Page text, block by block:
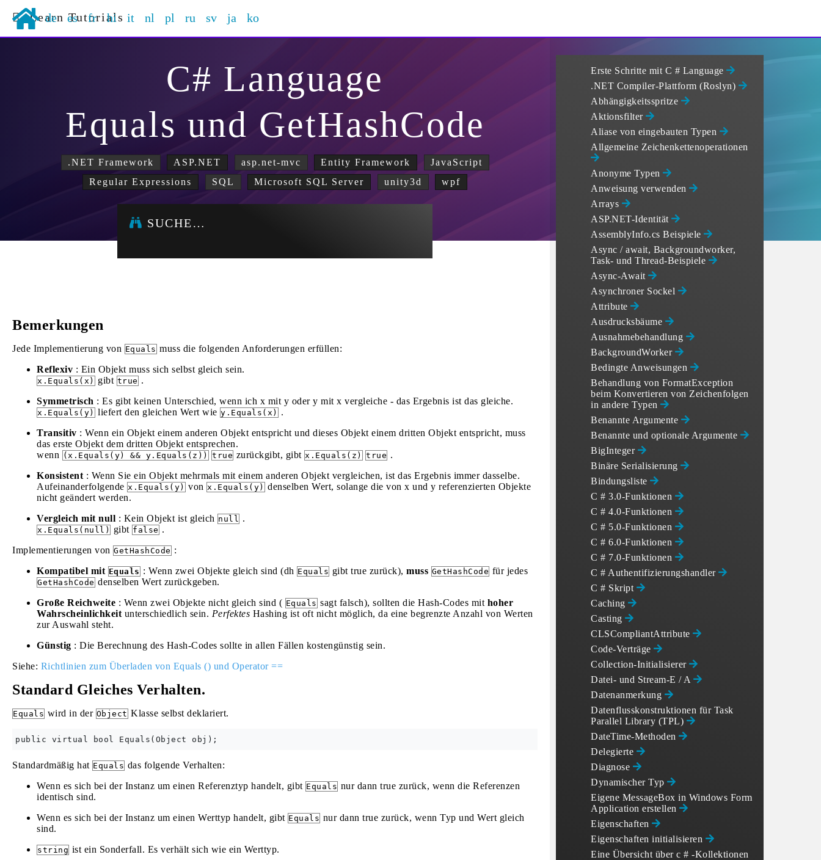
Learn Tutorials
de es fr hi it nl pl ru sv ja ko
C# Language
Equals und GetHashCode
.NET Framework ASP.NET asp.net-mvc Entity Framework
JavaScript
Regular Expressions
SQL Microsoft SQL Server unity3d wpf
SUCHE…
Bemerkungen
Jede Implementierung von Equals muss die folgenden Anforderungen erfüllen:
Reflexiv : Ein Objekt muss sich selbst gleich sein.
x.Equals(x) gibt true .
Symmetrisch : Es gibt keinen Unterschied, wenn ich x mit y oder y mit x vergleiche - das Ergebnis ist das gleiche.
x.Equals(y) liefert den gleichen Wert wie y.Equals(x)
.
Transitiv : Wenn ein Objekt einem anderen Objekt entspricht und dieses Objekt einem dritten Objekt entspricht, muss
das erste Objekt dem dritten Objekt entsprechen.
wenn (x.Equals(y) && y.Equals(z)) true zurückgibt, gibt x.Equals(z) true .
Konsistent : Wenn Sie ein Objekt mehrmals mit einem anderen Objekt vergleichen, ist das Ergebnis immer dasselbe.
Aufeinanderfolgende x.Equals(y) von x.Equals(y) denselben Wert, solange die von x und y referenzierten Objekte
nicht geändert werden.
Vergleich mit null : Kein Objekt ist gleich null .
x.Equals(null) gibt false .
Implementierungen von GetHashCode :
Kompatibel mit Equals : Wenn zwei Objekte gleich sind (dh Equals gibt true zurück), muss GetHashCode für jedes
GetHashCode denselben Wert zurückgeben.
Große Reichweite : Wenn zwei Objekte nicht gleich sind ( Equals sagt falsch), sollten die Hash-Codes mit hoher
Wahrscheinlichkeit unterschiedlich sein. Perfektes Hashing ist oft nicht möglich, da eine begrenzte Anzahl von Werten
zur Auswahl steht.
Günstig : Die Berechnung des Hash-Codes sollte in allen Fällen kostengünstig sein.
Siehe: Richtlinien zum Überladen von Equals () und Operator ==
Standard Gleiches Verhalten.
Equals wird in der Object Klasse selbst deklariert.
Standardmäßig hat Equals das folgende Verhalten:
Wenn es sich bei der Instanz um einen Referenztyp handelt, gibt Equals nur dann true zurück, wenn die Referenzen
identisch sind.
Wenn es sich bei der Instanz um einen Werttyp handelt, gibt Equals nur dann true zurück, wenn Typ und Wert gleich
sind.
string ist ein Sonderfall. Es verhält sich wie ein Werttyp.
Erste Schritte mit C # Language
.NET Compiler-Plattform (Roslyn)
Abhängigkeitsspritze
Aktionsfilter
Aliase von eingebauten Typen
Allgemeine Zeichenkettenoperationen
Anonyme Typen
Anweisung verwenden
Arrays
ASP.NET-Identität
AssemblyInfo.cs Beispiele
Async / await, Backgroundworker,
Task- und Thread-Beispiele
Async-Await
Asynchroner Sockel
Attribute
Ausdrucksbäume
Ausnahmebehandlung
BackgroundWorker
Bedingte Anweisungen
Behandlung von FormatException
beim Konvertieren von Zeichenfolgen
in andere Typen
Benannte Argumente
Benannte und optionale Argumente
BigInteger
Binäre Serialisierung
Bindungsliste
C # 3.0-Funktionen
C # 4.0-Funktionen
C # 5.0-Funktionen
C # 6.0-Funktionen
C # 7.0-Funktionen
C # Authentifizierungshandler
C # Skript
Caching
Casting
CLSCompliantAttribute
Code-Verträge
Collection-Initialisierer
Datei- und Stream-E / A
Datenanmerkung
Datenflusskonstruktionen für Task
Parallel Library (TPL)
DateTime-Methoden
Delegierte
Diagnose
Dynamischer Typ
Eigene MessageBox in Windows Form
Application erstellen
Eigenschaften
Eigenschaften initialisieren
Eine Übersicht über c # -Kollektionen